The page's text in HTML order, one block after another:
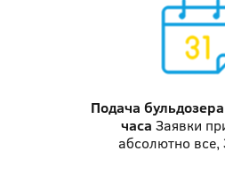
Подача бульдозера
часа Заявки
абсолютно все,